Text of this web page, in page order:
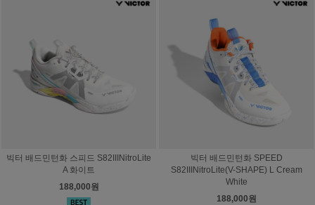
빅터 배드민턴화 스피드 S82IIINitroLite
A 화이트
188,000원
빅터 배드민턴화 SPEED
S82IIINitroLite(V-SHAPE) L Cream
White
188,000원